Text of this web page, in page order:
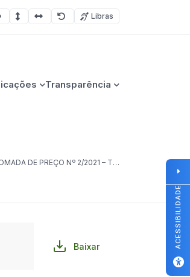
fonteselecionada
Espaçamento de linha
Espaço dos caracteres
RedefinirLibras
Transparência
TOMADA DE PREÇO Nº 2/2021 – TRANSPORTE ESCOLAR LINHA 1
Baixar ACESSIBILIDADE